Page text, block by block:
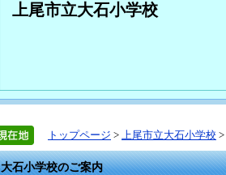
上尾市立大石小学校
トップページ > 上尾市立大石小学校 >
大石小学校のご案内